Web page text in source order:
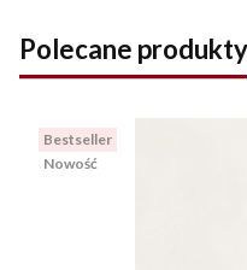
Polecane produkty
Bestseller
Nowość